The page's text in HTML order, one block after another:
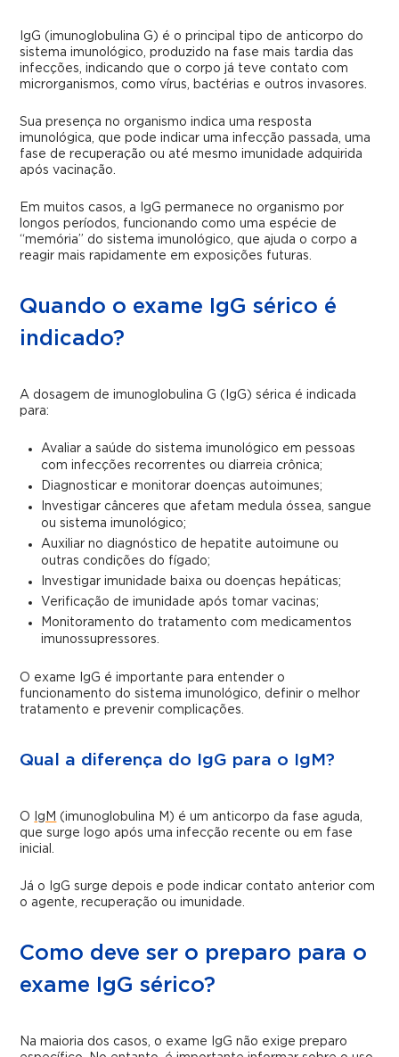
IgG (imunoglobulina G) é o principal tipo de anticorpo do
sistema imunológico, produzido na fase mais tardia das
infecções, indicando que o corpo já teve contato com
microrganismos, como vírus, bactérias e outros invasores.
Sua presença no organismo indica uma resposta
imunológica, que pode indicar uma infecção passada, uma
fase de recuperação ou até mesmo imunidade adquirida
após vacinação.
Em muitos casos, a IgG permanece no organismo por
longos períodos, funcionando como uma espécie de
“memória” do sistema imunológico, que ajuda o corpo a
reagir mais rapidamente em exposições futuras.
Quando o exame IgG sérico é
indicado?
A dosagem de imunoglobulina G (IgG) sérica é indicada
para:
Avaliar a saúde do sistema imunológico em pessoas
com infecções recorrentes ou diarreia crônica;
Diagnosticar e monitorar doenças autoimunes;
Investigar cânceres que afetam medula óssea, sangue
ou sistema imunológico;
Auxiliar no diagnóstico de hepatite autoimune ou
outras condições do fígado;
Investigar imunidade baixa ou doenças hepáticas;
Verificação de imunidade após tomar vacinas;
Monitoramento do tratamento com medicamentos
imunossupressores.
O exame IgG é importante para entender o
funcionamento do sistema imunológico, definir o melhor
tratamento e prevenir complicações.
Qual a diferença do IgG para o IgM?
O IgM (imunoglobulina M) é um anticorpo da fase aguda,
que surge logo após uma infecção recente ou em fase
inicial.
Já o IgG surge depois e pode indicar contato anterior com
o agente, recuperação ou imunidade.
Como deve ser o preparo para o
exame IgG sérico?
Na maioria dos casos, o exame IgG não exige preparo